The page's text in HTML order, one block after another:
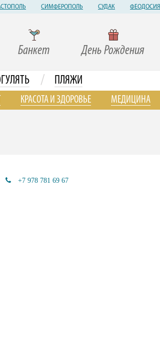
СИМФЕРОПОЛЬ СУДАК ФЕОДОСИЯ
Банкет День Рождения
/ ПЛЯЖИ
КРАСОТА И ЗДОРОВЬЕ МЕДИЦИНА
+7 978 781 69 67